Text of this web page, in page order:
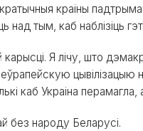
краіны
над тым, каб наблізіць
карысці. Я лічу, што
цывілізацыю
каб Украіна
без народу Беларусі.